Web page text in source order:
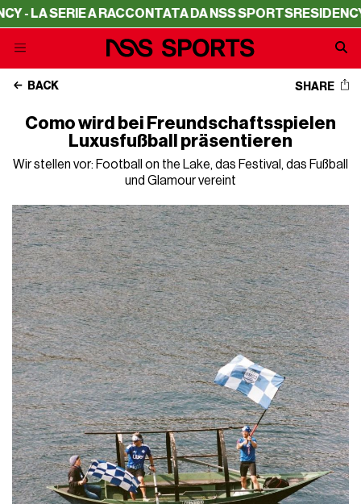
A RACCONTATA DA NSS SPORTSRESIDENCY - LA
BACK SHARE
Como wird bei Freundschaftsspielen
Luxusfußball präsentieren
Wir stellen vor: Football on the Lake, das Festival, das Fußball
und Glamour vereint